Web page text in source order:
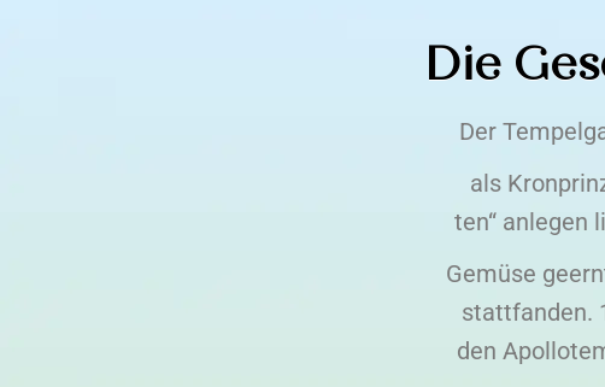
Die
Der
als
ten“ anlegen
Gemüse
stattfanden.
den